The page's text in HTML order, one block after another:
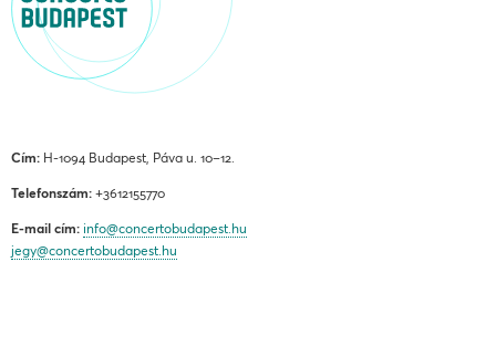
Cím: H-1094 Budapest, Páva u. 10–12.
Telefonszám: +3612155770
E-mail cím: info@concertobudapest.hu
jegy@concertobudapest.hu